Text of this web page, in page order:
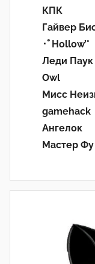
КПК
Гайвер
･ﾟHollow’°
Леди Паук
Owl
Мисс
gamehack
Ангелок
Мастер Фу